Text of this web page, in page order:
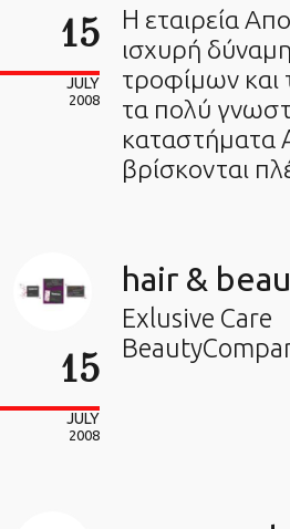
15
JULY
2008
H εταιρεία
ισχυρή
τροφίμων και
τα πολύ
καταστήματα
βρίσκονται
15
JULY
2008
hair &
Exlusive Care